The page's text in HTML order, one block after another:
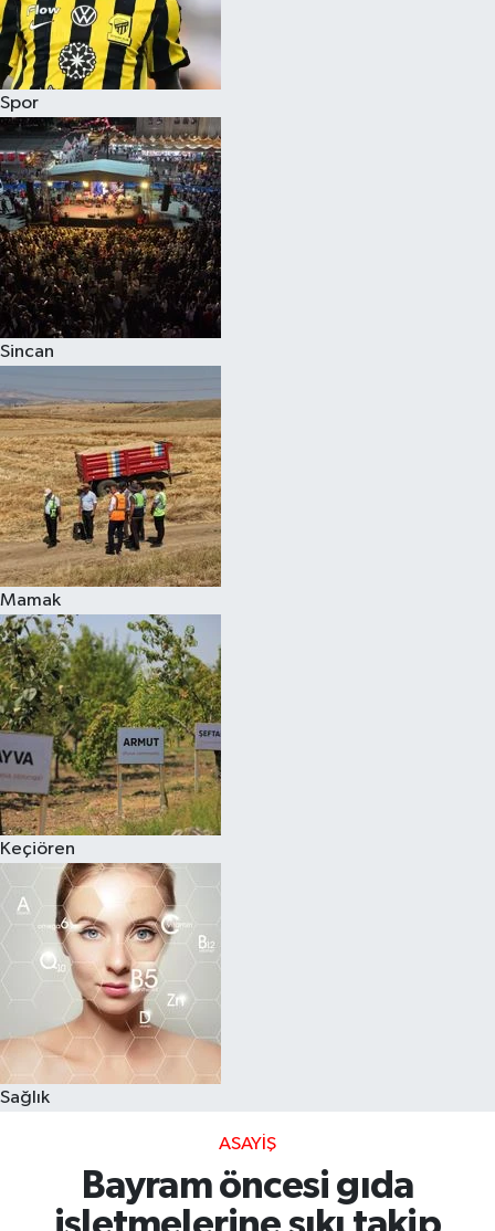
Spor
Sincan
Mamak
Keçiören
Sağlık
ASAYIŞ
Bayram öncesi gıda